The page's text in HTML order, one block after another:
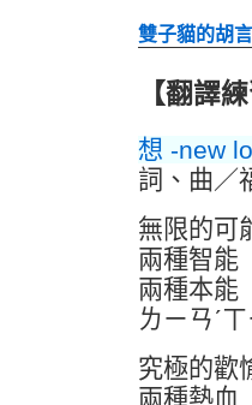
雙子貓的胡
【翻譯
想 -new
詞、曲／
無限的可
兩種智能
兩種本能
ㄌㄧㄢˊ
究極的歡
兩種熱血